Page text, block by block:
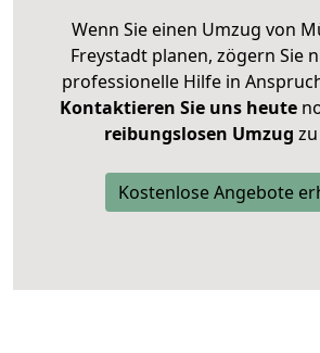
Wenn Sie einen Umzug von
Freystadt planen, zögern Sie
professionelle Hilfe in
Kontaktieren Sie uns heute
reibungslosen Umzug
Kostenlose Angebote